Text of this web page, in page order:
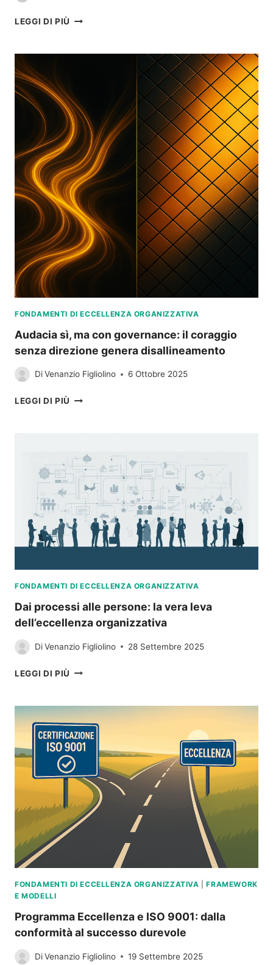
LEGGI DI PIÙ ENGAGEMENT
IL
COINVOLGIMENTO
ORGANIZZATIVO
FONDAMENTI DI ECCELLENZA ORGANIZZATIVA
Audacia sì, ma con governance: il coraggio
senza direzione genera disallineamento
DiVenanzio Figliolino 6 Ottobre 2025
LEGGI DI PIÙ AUDACIA
IL
CORAGGIO
SENZA
DIREZIONE
GENERA
DISALLINEAMENTO
FONDAMENTI DI ECCELLENZA ORGANIZZATIVA
Dai processi alle persone: la vera leva
dell’eccellenza organizzativa
DiVenanzio Figliolino 28 Settembre 2025
LEGGI DI PIÙ DAI
PERSONE:
LA
VERA
LEVA
DELL’ECCELLENZA
ORGANIZZATIVA
FONDAMENTI DI ECCELLENZA ORGANIZZATIVA |FRAMEWORK
E MODELLI
Programma Eccellenza e ISO 9001: dalla
conformità al successo durevole
DiVenanzio Figliolino 19 Settembre 2025